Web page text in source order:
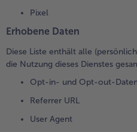
Pixel
Erhobene Daten
Diese Liste enthält alle
die Nutzung dieses Dienstes
Opt-in- und Opt-out-
Referrer URL
User Agent